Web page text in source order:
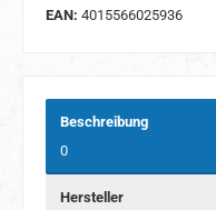
EAN: 4015566025936
Beschreibung
0
Hersteller